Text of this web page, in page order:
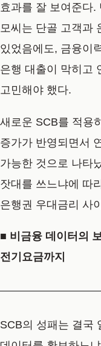
효과를 잘 보여준다.
모씨는 단골 고객과
있었음에도, 금융이
은행 대출이 막히고
고민해야 했다.
새로운 SCB를 적용
증가가 반영되면서
가능한 것으로 나타
잣대를 쓰느냐에 따
은행권 우대금리 사
■ 비금융 데이터의
전기요금까지
SCB의 성패는 결국